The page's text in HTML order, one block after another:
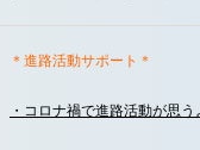
＊進路活動サポート＊
・コロナ禍で進路活動が思